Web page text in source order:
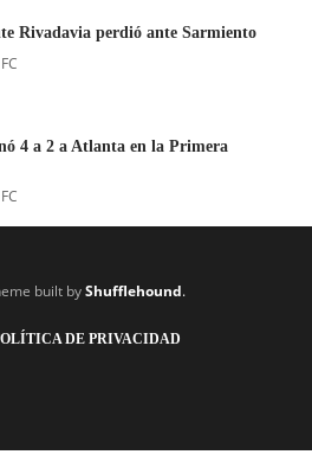
Rivadavia perdió ante Sarmiento
4 a 2 a Atlanta en la Primera
built byShufflehound.
DE PRIVACIDAD